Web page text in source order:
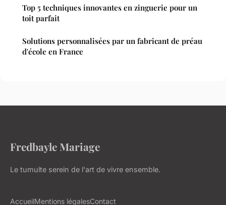
Top 5 techniques innovantes en zinguerie pour un
toit parfait
Solutions personnalisées par un fabricant de préau
d'école en France
Fredbayle Mariage
Le tumulte serein de l'art de vivre ensemble.
AccueilMentions légalesContact